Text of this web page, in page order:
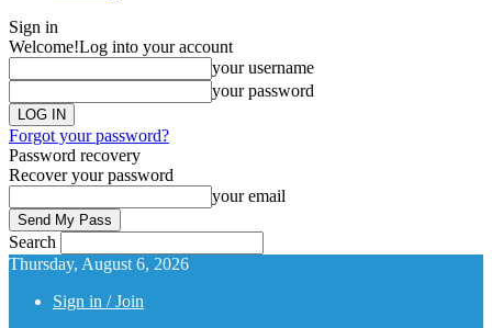
Sign in
Welcome!Log into your account
your username
your password
Forgot your password?
Password recovery
Recover your password
your email
Search
Thursday, August 6, 2026
Sign in / Join